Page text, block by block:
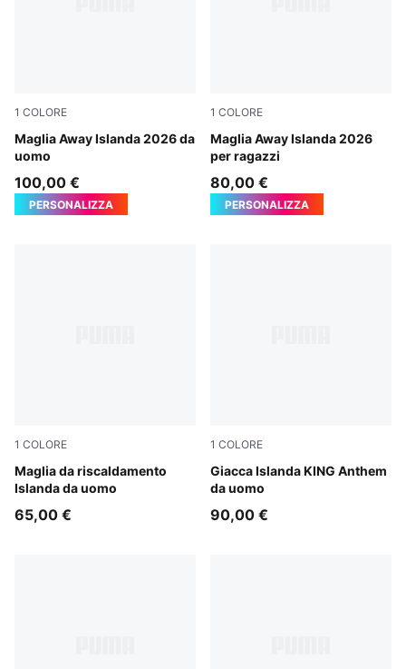
1 COLORE
Maglia Away Islanda 2026 da
uomo
PUMA White-Cool Dark Gray
100,00 €
PERSONALIZZA
1 COLORE
Maglia Away Islanda 2026
per ragazzi
PUMA White-Cool Dark
80,00 €
PERSONALIZZA
1 COLORE
Maglia da riscaldamento
Islanda da uomo
Clyde Royal-Haute Tropic
65,00 €
1 COLORE
Giacca Islanda KING Anthem
da uomo
Electro Royal-PUMA White
90,00 €